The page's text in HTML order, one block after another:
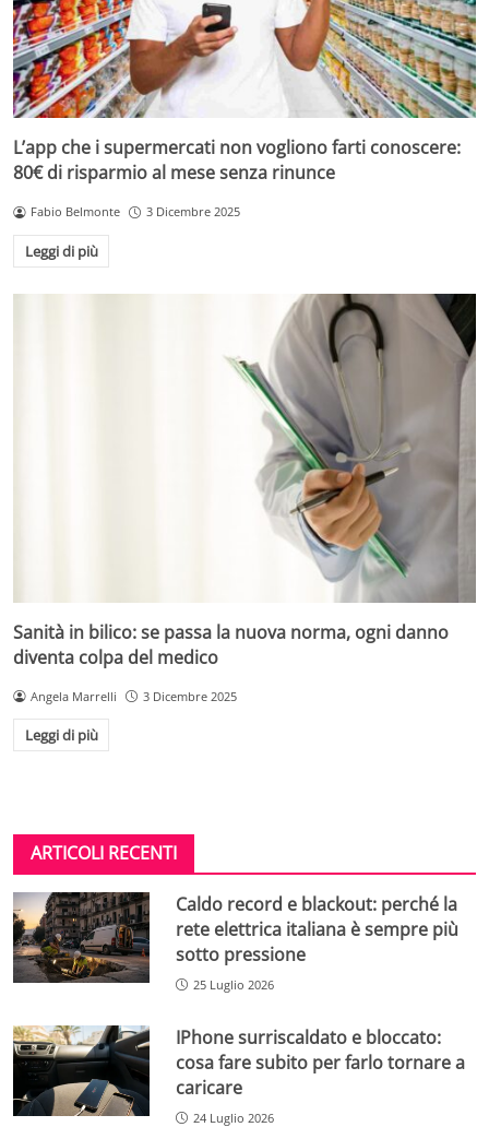
L’app che i supermercati non vogliono farti conoscere:
80€ di risparmio al mese senza rinunce
Fabio Belmonte 3 Dicembre 2025
Leggi di più
Sanità in bilico: se passa la nuova norma, ogni danno
diventa colpa del medico
Angela Marrelli 3 Dicembre 2025
Leggi di più
ARTICOLI RECENTI
Caldo record e blackout: perché la
rete elettrica italiana è sempre più
sotto pressione
25 Luglio 2026
IPhone surriscaldato e bloccato:
cosa fare subito per farlo tornare a
caricare
24 Luglio 2026